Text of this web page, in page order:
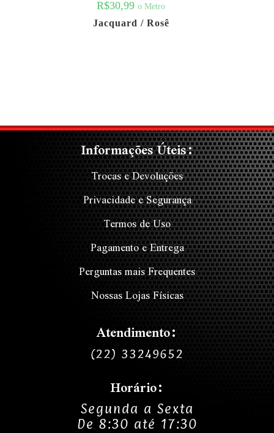
R$30,99 o Metro
Jacquard / Rosê
Informações Úteis:
Trocas e Devoluções
Privacidade e Segurança
Termos de Uso
Pagamento e Entrega
Perguntas mais Frequentes
Nossas Lojas Físicas
Atendimento:
(22) 33249652
Horário:
Segunda a Sexta
De 8:30 até 17:30